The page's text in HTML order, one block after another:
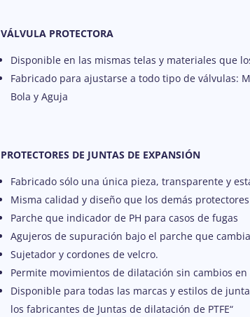
VÁLVULA PROTECTORA
Disponible en las mismas telas y materiales que
Fabricado para ajustarse a todo tipo de válvulas:
Bola y Aguja
PROTECTORES DE JUNTAS DE EXPANSIÓN
Fabricado sólo una única pieza, transparente y
Misma calidad y diseño que los demás protectores
Parche que indicador de PH para casos de fugas
Agujeros de supuración bajo el parche que
Sujetador y cordones de velcro.
Permite movimientos de dilatación sin cambios
Disponible para todas las marcas y estilos de
los fabricantes de Juntas de dilatación de PTFE“